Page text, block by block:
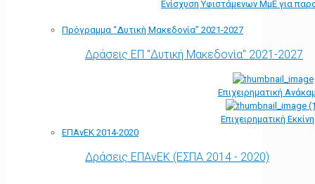
Ενίσχυση Υφιστάμενων ΜμΕ για
Πρόγραμμα “Δυτική Μακεδονία” 2021-2027
Δράσεις ΕΠ "Δυτική Μακεδονία" 2021-2027
Επιχειρηματική
Επιχειρηματική
ΕΠΑνΕΚ 2014-2020
Δράσεις ΕΠΑνΕΚ (ΕΣΠΑ 2014 - 2020)